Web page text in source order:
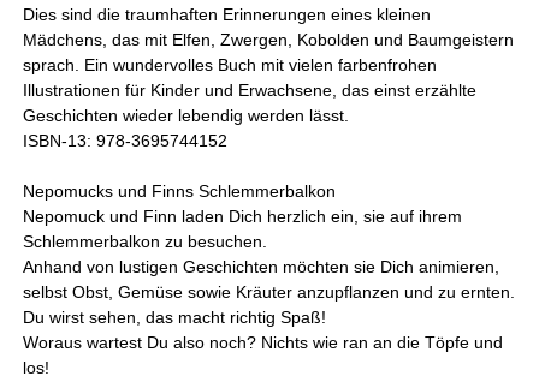
Dies sind die traumhaften Erinnerungen eines kleinen
Mädchens, das mit Elfen, Zwergen, Kobolden und Baumgeistern
sprach. Ein wundervolles Buch mit vielen farbenfrohen
Illustrationen für Kinder und Erwachsene, das einst erzählte
Geschichten wieder lebendig werden lässt.
ISBN-13: 978-3695744152
Nepomucks und Finns Schlemmerbalkon
Nepomuck und Finn laden Dich herzlich ein, sie auf ihrem
Schlemmerbalkon zu besuchen.
Anhand von lustigen Geschichten möchten sie Dich animieren,
selbst Obst, Gemüse sowie Kräuter anzupflanzen und zu ernten.
Du wirst sehen, das macht richtig Spaß!
Woraus wartest Du also noch? Nichts wie ran an die Töpfe und
los!